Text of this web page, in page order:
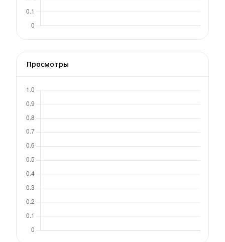
Просмотры